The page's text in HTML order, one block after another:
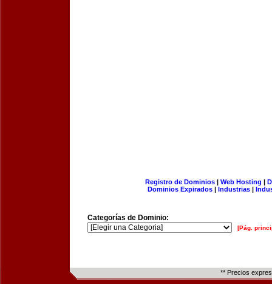
Registro de Dominios| Web Hosting |
Dominios Expirados | Industrias |
Categorías de Dominio:
[Pág.
** Precios